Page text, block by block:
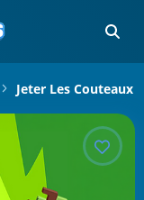
Jeter Les Couteaux